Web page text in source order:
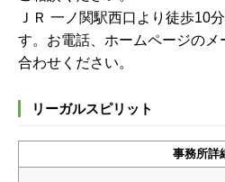
ＪＲ 一ノ関駅西口より徒歩10
す。お電話、ホームページの
合わせください。
リーガルスピリット
事務所詳